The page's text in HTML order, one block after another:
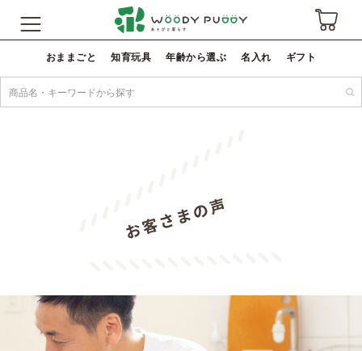
おままごと 知育玩具 年齢から選ぶ 名入れ ギフト